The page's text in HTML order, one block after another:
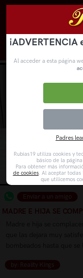
Enviar a un amigo
MADRE E HIJA SE
by: Reality Kings
¡ADVERTENCIA
Al acceder a esta página
Padres
Rubias19 utiliza cookies y
básico de la
Para obtener más
de cookies. Al aceptar todas
que utilicemos